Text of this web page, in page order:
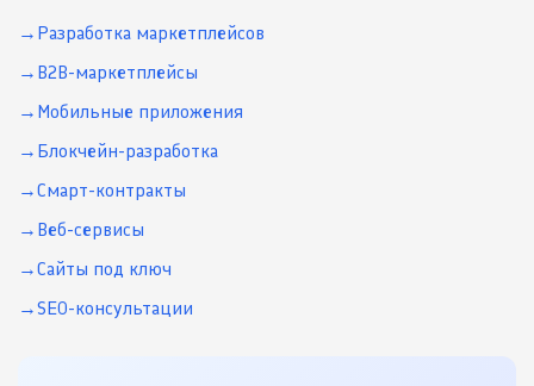
Разработка маркетплейсов
B2B-маркетплейсы
Мобильные приложения
Блокчейн-разработка
Смарт-контракты
Веб-сервисы
Сайты под ключ
SEO-консультации